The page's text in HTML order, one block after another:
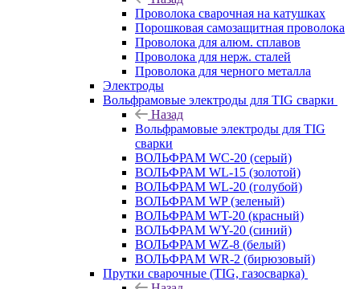
Проволока сварочная на катушках
Порошковая самозащитная проволока
Проволока для алюм. сплавов
Проволока для нерж. сталей
Проволока для черного металла
Электроды
Вольфрамовые электроды для TIG сварки
Назад
Вольфрамовые электроды для TIG
сварки
ВОЛЬФРАМ WC-20 (серый)
ВОЛЬФРАМ WL-15 (золотой)
ВОЛЬФРАМ WL-20 (голубой)
ВОЛЬФРАМ WP (зеленый)
ВОЛЬФРАМ WT-20 (красный)
ВОЛЬФРАМ WY-20 (синий)
ВОЛЬФРАМ WZ-8 (белый)
ВОЛЬФРАМ WR-2 (бирюзовый)
Прутки сварочные (TIG, газосварка)